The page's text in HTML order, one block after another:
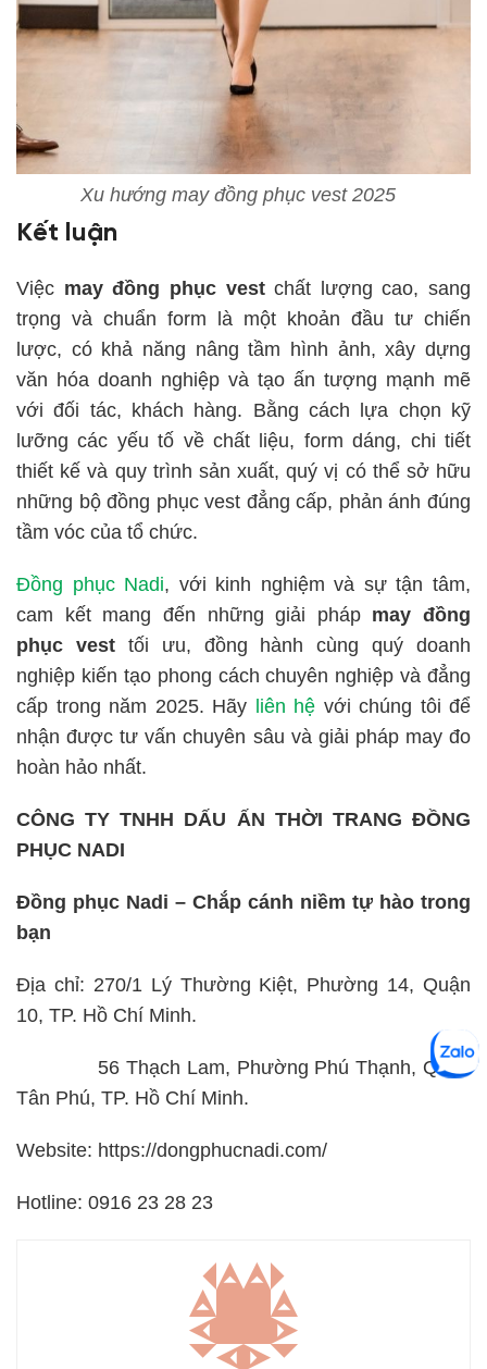
Xu hướng may đồng phục vest 2025
Kết luận
Việc may đồng phục vestchất lượng cao, sang
trọng và chuẩn form là một khoản đầu tư chiến
lược, có khả năng nâng tầm hình ảnh, xây dựng
văn hóa doanh nghiệp và tạo ấn tượng mạnh mẽ
với đối tác, khách hàng. Bằng cách lựa chọn kỹ
lưỡng các yếu tố về chất liệu, form dáng, chi tiết
thiết kế và quy trình sản xuất, quý vị có thể sở hữu
những bộ đồng phục vest đẳng cấp, phản ánh đúng
tầm vóc của tổ chức.
Đồng phục Nadi, với kinh nghiệm và sự tận tâm,
cam kết mang đến những giải pháp may đồng
phục vesttối ưu, đồng hành cùng quý doanh
nghiệp kiến tạo phong cách chuyên nghiệp và đẳng
cấp trong năm 2025. Hãy
liên hệ với chúng tôi để
nhận được tư vấn chuyên sâu và giải pháp may đo
hoàn hảo nhất.
CÔNG TY TNHH DẤU ẤN THỜI TRANG ĐỒNG
PHỤC NADI
Đồng phục Nadi – Chắp cánh niềm tự hào trong
bạn
Địa chỉ: 270/1 Lý Thường Kiệt, Phường 14, Quận
10, TP. Hồ Chí Minh.
56 Thạch Lam, Phường Phú Thạnh, Quận
Tân Phú, TP. Hồ Chí Minh.
Website: https://dongphucnadi.com/
Hotline: 0916 23 28 23